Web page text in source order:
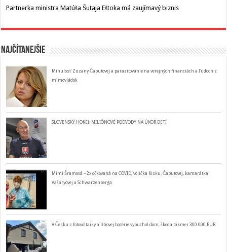
Partnerka ministra Matúša Šutaja Eštoka má zaujímavý biznis
Najčítanejšie
Minulosť Zuzany Čaputovej a parazitovanie na verejných financiách a ľudoch z
mimovládok
SLOVENSKÝ HOKEJ: MILIÓNOVÉ PODVODY NA ÚKOR DETÍ
Mimi Šramová – 2x očkovaná na COVID, volička Kisku, Čaputovej, kamarátka
Vašáryovej a Schwarzenberga
V Česku z fotovoltaiky a lítiovej batérie vybuchol dom, škoda takmer 300 000 EUR